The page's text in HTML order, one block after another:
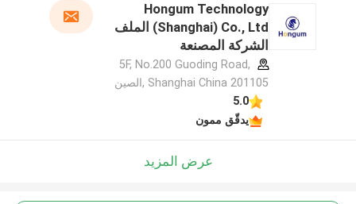
Hongum Technology
(Shanghai) Co., Ltd الملف
الشركة المصنعة
5F, No.200 Guoding Road,
Shanghai China 201105 ,الصين
5.0
يدقّق ممون
عرض المزيد